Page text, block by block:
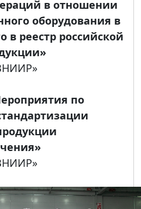
в отношении
оборудования в
в реестр российской
по